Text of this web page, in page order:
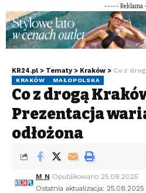
-----
KR24.pl > Tematy > Kraków > Co z drogą
KRAKÓW MAŁOPOLSKA
Co z drogą
Prezentacja
odłożona
Ostatnia aktualizacja: 25.08.2025
M N Opublikowano 25.08.2025